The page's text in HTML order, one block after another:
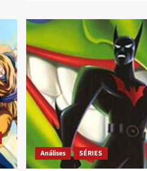
Análises SÉRIES